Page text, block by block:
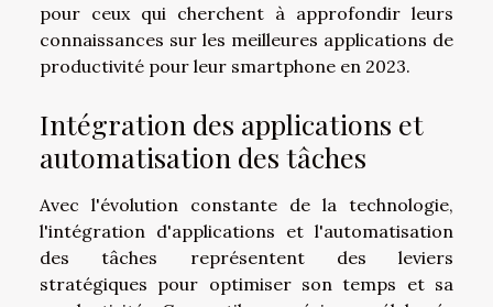
pour ceux qui cherchent à approfondir leurs
connaissances sur les meilleures applications de
productivité pour leur smartphone en 2023.
Intégration des applications et
automatisation des tâches
Avec l'évolution constante de la technologie,
l'intégration d'applications et l'automatisation
des tâches représentent des leviers
stratégiques pour optimiser son temps et sa